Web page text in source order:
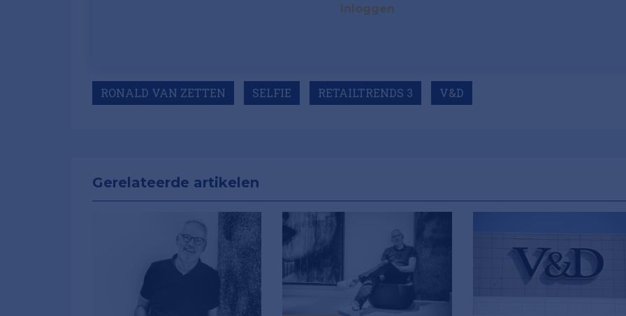
Inloggen
RONALD VAN ZETTEN SELFIE RETAILTRENDS 3 V&D
Gerelateerde artikelen